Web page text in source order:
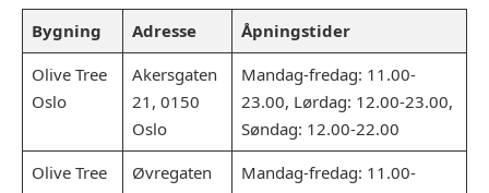
Bygning Adresse
Åpningstider
Olive Tree
Oslo
Akersgaten
21, 0150
Oslo
Mandag-fredag: 11.00-
23.00, Lørdag: 12.00-23.00,
Søndag: 12.00-22.00
Olive Tree
Øvregaten
Mandag-fredag: 11.00-